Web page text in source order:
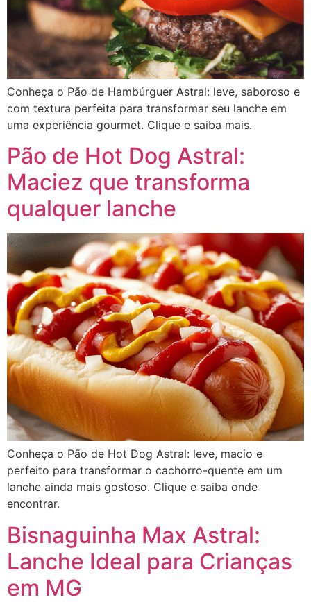
Conheça o Pão de Hambúrguer Astral: leve, saboroso e
com textura perfeita para transformar seu lanche em
uma experiência gourmet. Clique e saiba mais.
Pão de Hot Dog Astral:
Maciez que transforma
qualquer lanche​
Conheça o Pão de Hot Dog Astral: leve, macio e
perfeito para transformar o cachorro-quente em um
lanche ainda mais gostoso. Clique e saiba onde
encontrar.
Bisnaguinha Max Astral:
Lanche Ideal para Crianças
em MG